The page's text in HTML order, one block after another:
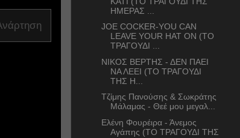
ΗΜΕΡΑΣ ...
JOE COCKER-YOU CAN
LEAVE YOUR HAT ON (ΤΟ
ΤΡΑΓΟΥΔΙ ...
ΝΙΚΟΣ ΒΕΡΤΗΣ - ΔΕΝ ΠΑΕΙ
ΝΑ ΛΕΕΙ (ΤΟ ΤΡΑΓΟΥΔΙ
ΤΗΣ Η...
Τζίμης Πανούσης & Σωκράτης
Μάλαμας - Θεέ μου μεγαλ...
Ελένη Φουρέιρα - Άνεμος
Αγάπης (ΤΟ ΤΡΑΓΟΥΔΙ ΤΗΣ